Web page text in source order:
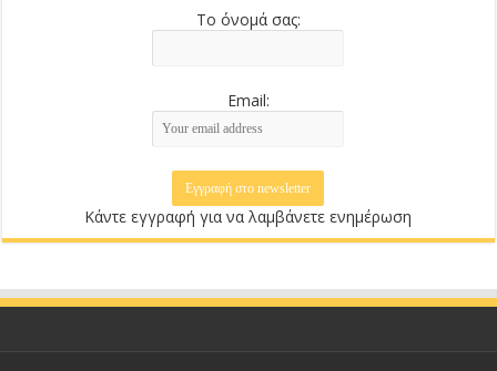
Το όνομά σας:
Email:
Κάντε εγγραφή για να λαμβάνετε ενημέρωση